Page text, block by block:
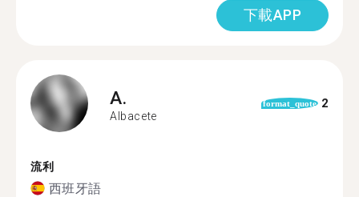
下載APP
A.
Albacete
format_quote 2
流利
西班牙語